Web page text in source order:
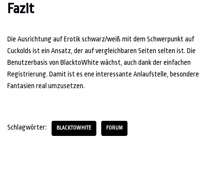
Fazit
Die Ausrichtung auf Erotik schwarz/weiß mit dem Schwerpunkt auf
Cuckolds ist ein Ansatz, der auf vergleichbaren Seiten selten ist. Die
Benutzerbasis von BlacktoWhite wächst, auch dank der einfachen
Registrierung. Damit ist es ene interessante Anlaufstelle, besondere
Fantasien real umzusetzen.
Schlagwörter: BLACKTOWHITE FORUM